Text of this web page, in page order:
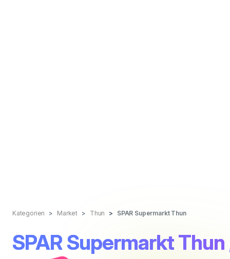
Kategorien Market Thun SPAR Supermarkt Thun
SPAR Supermarkt Thun